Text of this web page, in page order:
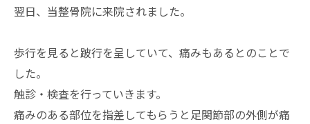
翌日、当整骨院に来院されました。
歩行を見ると跛行を呈していて、痛みもあるとのことで
した。
触診・検査を行っていきます。
痛みのある部位を指差してもらうと足関節部の外側が痛